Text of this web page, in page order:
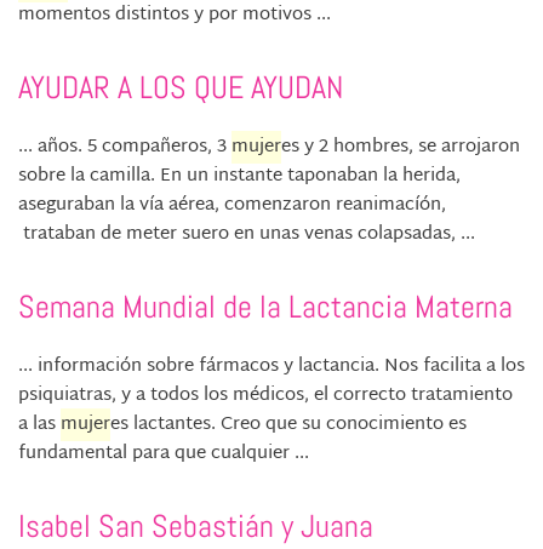
momentos distintos y por motivos ...
AYUDAR A LOS QUE AYUDAN
... años. 5 compañeros, 3mujeres y 2 hombres, se arrojaron
sobre la camilla. En un instante taponaban la herida,
aseguraban la vía aérea, comenzaron reanimacíón,
trataban de meter suero en unas venas colapsadas, ...
Semana Mundial de la Lactancia Materna
... información sobre fármacos y lactancia. Nos facilita a los
psiquiatras, y a todos los médicos, el correcto tratamiento
a lasmujeres lactantes. Creo que su conocimiento es
fundamental para que cualquier ...
Isabel San Sebastián y Juana